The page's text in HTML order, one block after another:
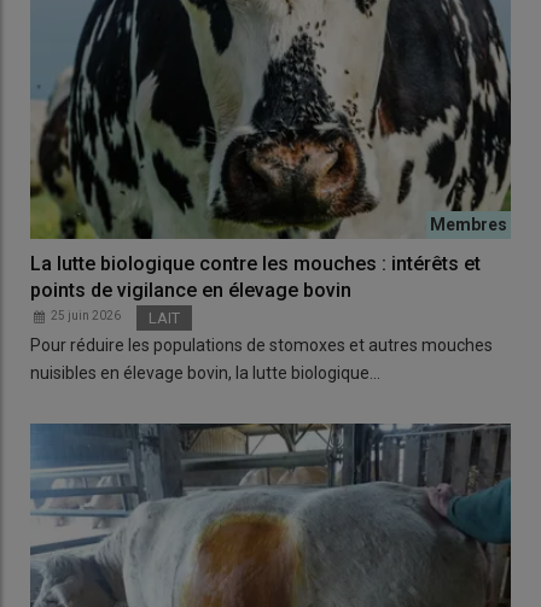
La lutte biologique contre les mouches : intérêts et
points de vigilance en élevage bovin
25 juin 2026 LAIT
Pour réduire les populations de stomoxes et autres mouches
nuisibles en élevage bovin, la lutte biologique…